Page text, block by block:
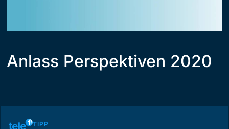
Anlass Perspektiven 2020
TIPP